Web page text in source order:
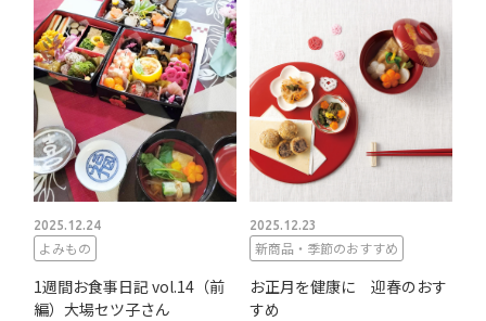
2025.12.24
よみもの
1週間お食事日記 vol.14（前
編）大場セツ子さん
2025.12.23
新商品・季節のおすすめ
お正月を健康に 迎春のおす
すめ